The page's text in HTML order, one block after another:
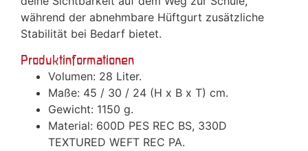
während der abnehmbare Hüftgurt zusätzliche
Stabilität bei Bedarf bietet.
Produktinformationen
Volumen: 28 Liter.
Maße: 45 / 30 / 24 (H x B x T) cm.
Gewicht: 1150 g.
Material: 600D PES REC BS, 330D
TEXTURED WEFT REC PA.